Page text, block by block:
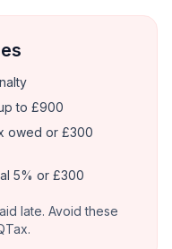
to £900
owed or £300
5% or £300
late. Avoid these